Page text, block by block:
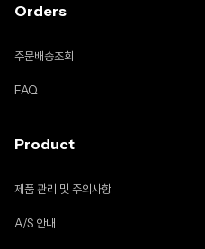
Orders
주문배송조회
FAQ
Product
제품 관리 및 주의사항
A/S 안내